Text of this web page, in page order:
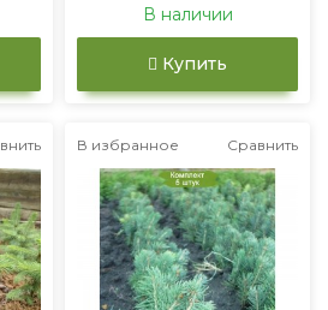
В наличии
Купить
В избранное Сравнить